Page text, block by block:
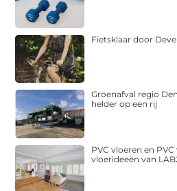
Fietsklaar door
Groenafval regio
helder op een rij
PVC vloeren en
vloerideeën van